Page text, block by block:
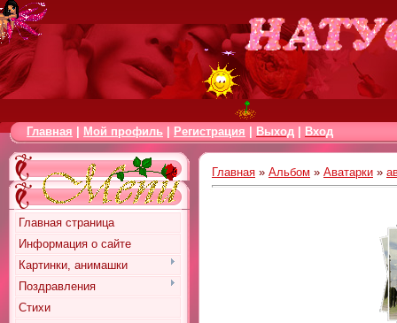
Главная Мой профиль Регистрация Выход Вход
Главная страница
Информация о сайте
Картинки, анимашки
Поздравления
Стихи
Главная » Альбом » Аватарки »